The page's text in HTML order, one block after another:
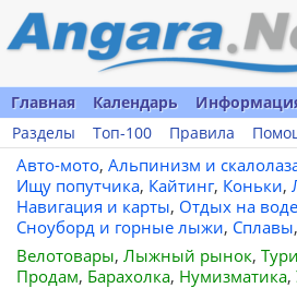
Главная Календарь
Разделы
Топ-100 Правила
Авто-мото, Альпинизм и
Ищу попутчика, Кайтинг, Коньки,
Навигация и карты, Отдых на воде
Сноуборд и горные лыжи, Сплавы,
Велотовары, Лыжный рынок,
Продам, Барахолка, Нумизматика,